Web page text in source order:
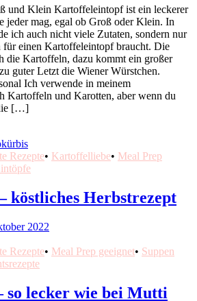
und Klein Kartoffeleintopf ist ein leckerer
jeder mag, egal ob Groß oder Klein. In
ich auch nicht viele Zutaten, sondern nur
für einen Kartoffeleintopf braucht. Die
die Kartoffeln, dazu kommt ein großer
guter Letzt die Wiener Würstchen.
Ich verwende in meinem
Kartoffeln und Karotten, aber wenn du
[…]
Rezepte• Kartoffelliebe• Meal Prep
köstliches Herbstrezept
2022
Rezepte• Meal Prep geeignet• Suppen
so lecker wie bei Mutti